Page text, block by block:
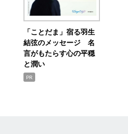
「ことだま」宿る羽生
結弦のメッセージ 名
言がもたらす心の平穏
と潤い
PR